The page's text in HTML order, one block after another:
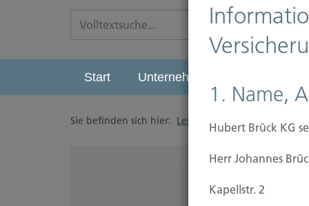
Start Unternehmen
Sie befinden sich hier: Leistungen Sichern /
1. Name,
Hubert Brück KG
Herr Johannes
Kapellstr. 2